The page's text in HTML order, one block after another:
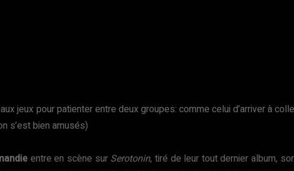
jeux pour patienter entre deux groupes: comme celui d’arriver à
s’est bien amusés)
entre en scène sur Serotonin, tiré de leur tout dernier album,